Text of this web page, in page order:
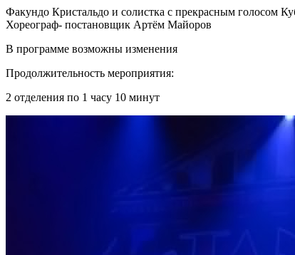
Факундо Кристальдо и солистка с прекрасным голосом
Хореограф- постановщик Артём Майоров
В программе возможны изменения
Продолжительность мероприятия:
2 отделения по 1 часу 10 минут